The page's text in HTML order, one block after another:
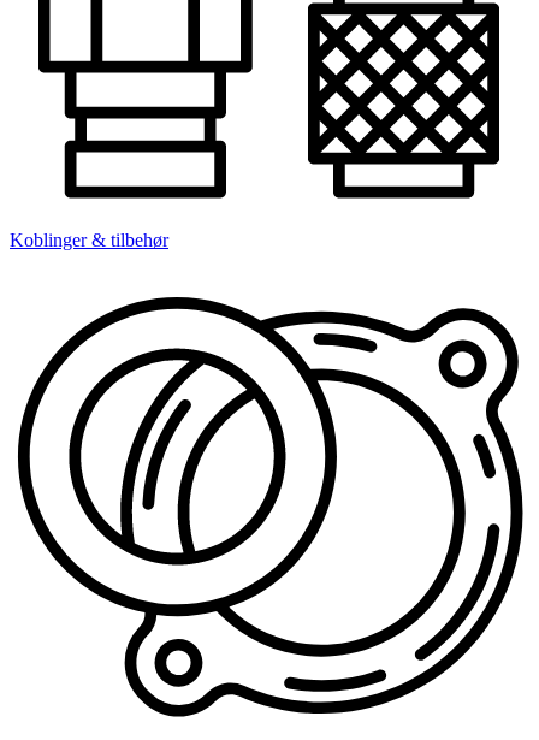
Koblinger & tilbehør